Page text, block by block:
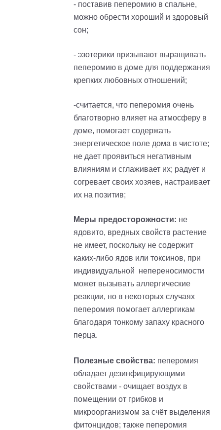
- поставив пеперомию в спальне,
можно обрести хороший и здоровый
сон;
- эзотерики призывают выращивать
пеперомию в доме для поддержания
крепких любовных отношений;
-считается, что пеперомия очень
благотворно влияет на атмосферу в
доме, помогает содержать
энергетическое поле дома в чистоте;
не дает проявиться негативным
влияниям и сглаживает их; радует и
согревает своих хозяев, настраивает
их на позитив;
Меры предосторожности: не
ядовито, вредных свойств растение
не имеет, поскольку не содержит
каких-либо ядов или токсинов, при
индивидуальной непереносимости
может вызывать аллергические
реакции, но в некоторых случаях
пеперомия помогает аллергикам
благодаря тонкому запаху красного
перца.
Полезные свойства: пеперомия
обладает дезинфицирующими
свойствами - очищает воздух в
помещении от грибков и
микроорганизмом за счёт выделения
фитонцидов; также пеперомия